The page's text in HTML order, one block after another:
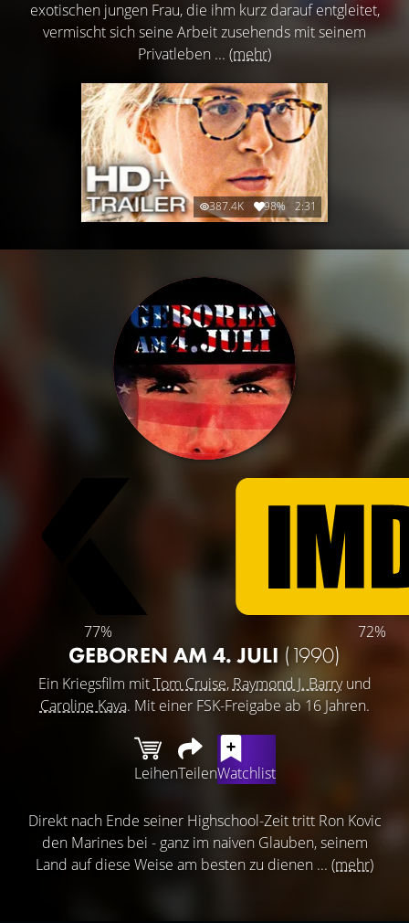
exotischen jungen Frau, die ihm kurz darauf entgleitet,
vermischt sich seine Arbeit zusehends mit seinem
Privatleben ... (mehr)
387.4K 98% 2:31
77% 72%
GEBOREN AM 4. JULI (1990)
Ein Kriegsfilm mitTom Cruise, Raymond J. Barryund
Caroline Kava. Mit einer FSK-Freigabe ab 16 Jahren.
LeihenTeilenWatchlist
Direkt nach Ende seiner Highschool-Zeit tritt Ron Kovic
den Marines bei - ganz im naiven Glauben, seinem
Land auf diese Weise am besten zu dienen ... (mehr)